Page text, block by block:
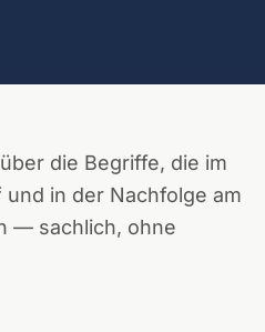
die Begriffe, die im
in der Nachfolge am
— sachlich, ohne